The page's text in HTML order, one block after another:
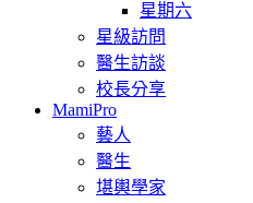
星期六
星級訪問
醫生訪談
校長分享
MamiPro
藝人
醫生
堪輿學家